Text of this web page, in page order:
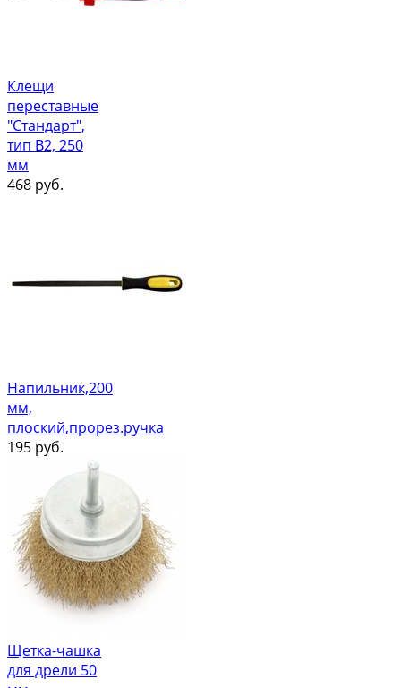
Клещи
переставные
"Стандарт",
тип В2, 250
мм
468 руб.
Напильник,200
мм,
плоский,прорез.ручка
195 руб.
Щетка-чашка
для дрели 50